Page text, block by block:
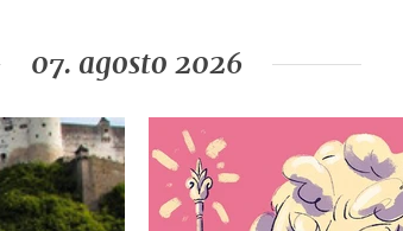
07. agosto 2026